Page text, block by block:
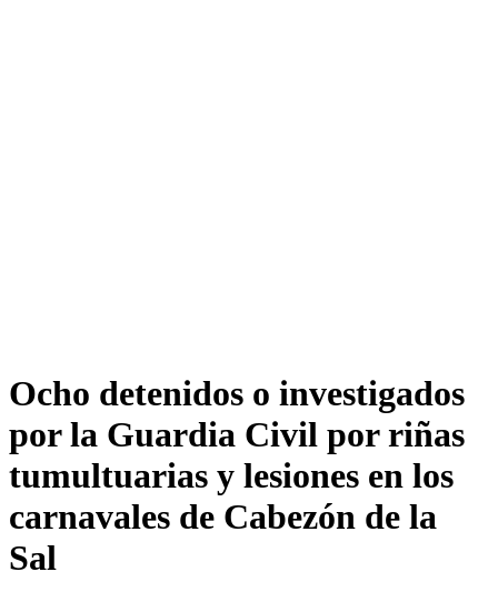
Ocho detenidos o investigados
por la Guardia Civil por riñas
tumultuarias y lesiones en los
carnavales de Cabezón de la
Sal